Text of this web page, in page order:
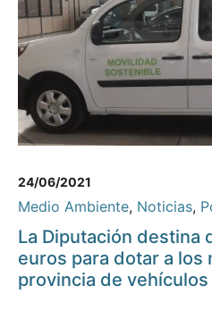
24/06/2021
Medio Ambiente, Noticias,
La Diputación destina
euros para dotar a los
provincia de